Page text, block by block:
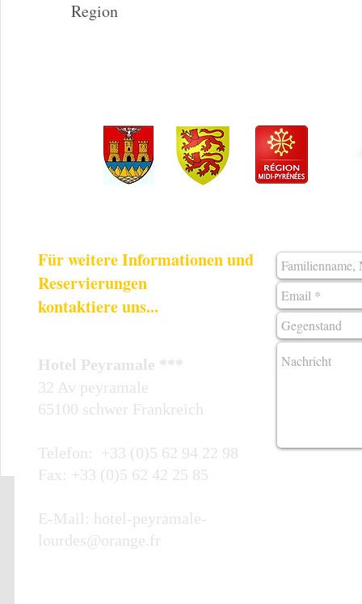
Hotel Peyramale ***
32 Av peyramale
65100 schwer Frankreich
Telefon: +33 (0)5 62 94 22 98
Fax: +33 (0)5 62 42 25 85
E-Mail: hotel-peyramale-
lourdes@orange.fr
Für weitere Informationen und
Reservierungen
kontaktiere uns...
Region